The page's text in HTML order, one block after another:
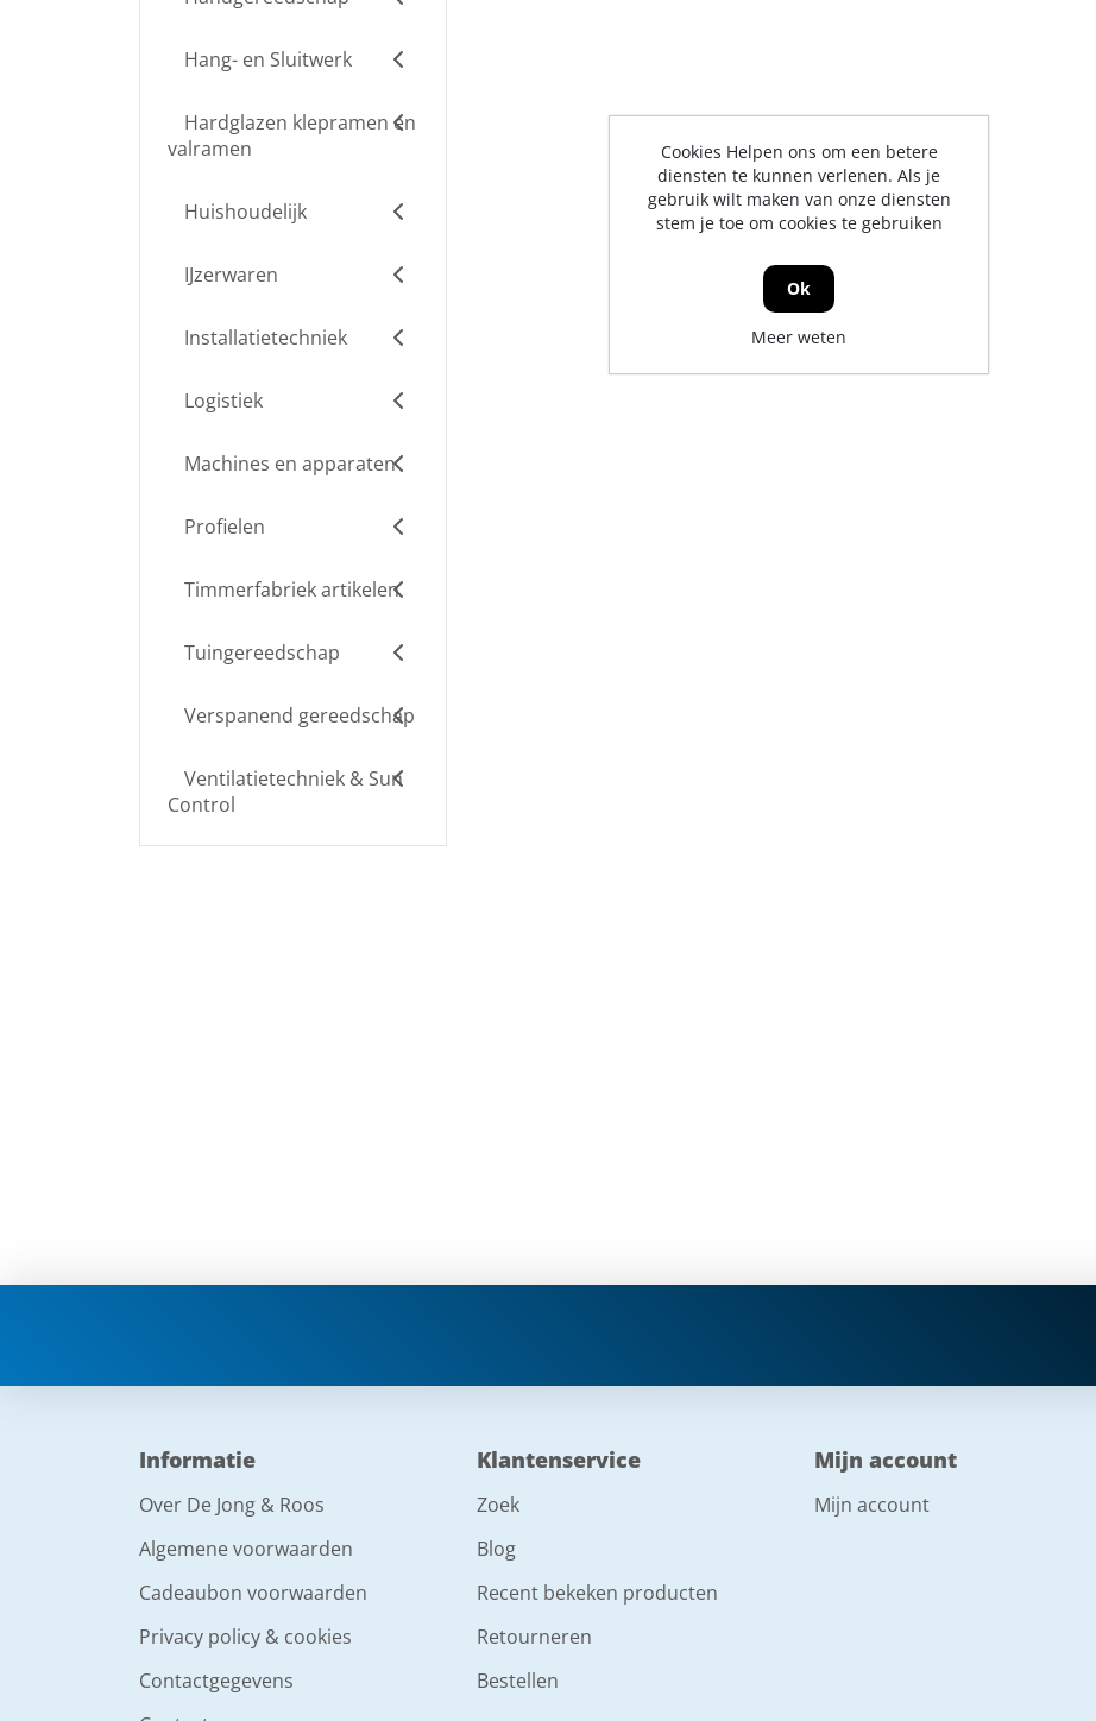
Hang- en Sluitwerk
Hardglazen klepramen en
valramen
Huishoudelijk
IJzerwaren
Installatietechniek
Logistiek
Machines en apparaten
Profielen
Timmerfabriek artikelen
Tuingereedschap
Verspanend gereedschap
Ventilatietechniek & Sun
Control
Informatie
Over De Jong & Roos
Algemene voorwaarden
Cadeaubon voorwaarden
Privacy policy & cookies
Contactgegevens
Klantenservice
Zoek
Blog
Recent bekeken producten
Retourneren
Bestellen
Mijn account
Mijn account
Cookies Helpen ons om een betere
diensten te kunnen verlenen. Als je
gebruik wilt maken van onze diensten
stem je toe om cookies te gebruiken
Ok
Meer weten